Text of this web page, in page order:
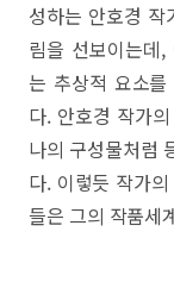
성하는 안호경
림을 선보이는데
는 추상적 요소
다. 안호경 작가
나의 구성물처럼
다. 이렇듯 작가
들은 그의 작품세